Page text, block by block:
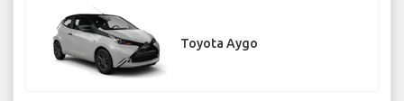
Toyota Aygo